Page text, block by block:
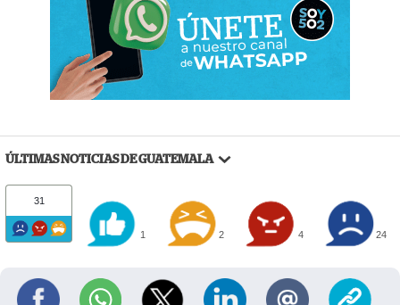
ÚLTIMAS NOTICIAS DE GUATEMALA
31
1 2 4 24